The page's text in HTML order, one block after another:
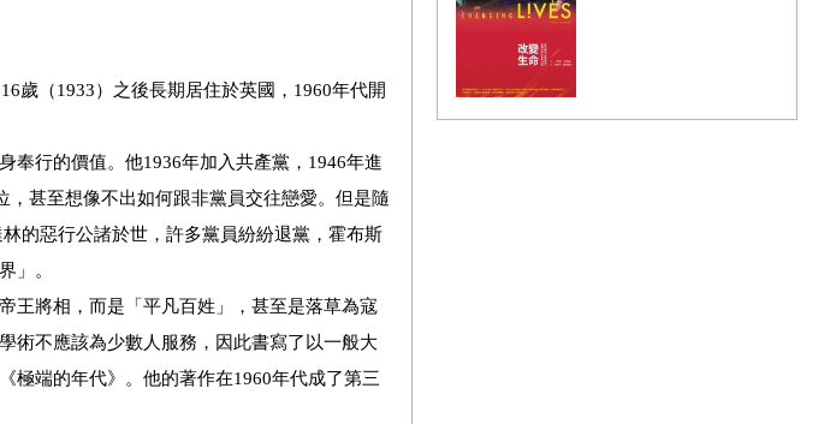
歲（1933）之後長期居住於英國，1960年代開
奉行的價值。他1936年加入共產黨，1946年進
，甚至想像不出如何跟非黨員交往戀愛。但是隨
的惡行公諸於世，許多黨員紛紛退黨，霍布斯
」。
王將相，而是「平凡百姓」，甚至是落草為寇
術不應該為少數人服務，因此書寫了以一般大
極端的年代》。他的著作在1960年代成了第三